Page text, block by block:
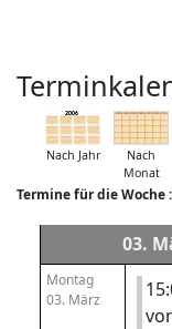
Nach Jahr
Nach
Monat
Termine für die Woche :
03.
Montag
03. März